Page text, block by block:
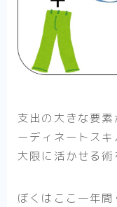
支出の大きな要
ーディネートス
大限に活かせる術
ぼくはここ一年